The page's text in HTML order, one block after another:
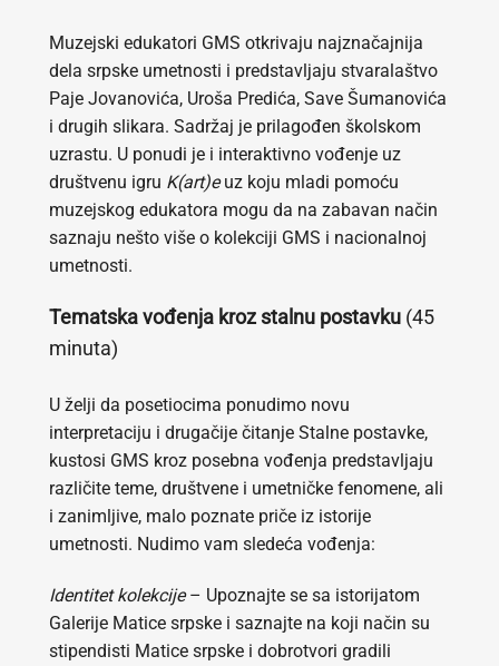
Muzejski edukatori GMS otkrivaju najznačajnija
dela srpske umetnosti i predstavljaju stvaralaštvo
Paje Jovanovića, Uroša Predića, Save Šumanovića
i drugih slikara. Sadržaj je prilagođen školskom
uzrastu. U ponudi je i interaktivno vođenje uz
društvenu igru K(art)euz koju mladi pomoću
muzejskog edukatora mogu da na zabavan način
saznaju nešto više o kolekciji GMS i nacionalnoj
umetnosti.
Tematska vođenja kroz stalnu postavku(45
minuta)
U želji da posetiocima ponudimo novu
interpretaciju i drugačije čitanje Stalne postavke,
kustosi GMS kroz posebna vođenja predstavljaju
različite teme, društvene i umetničke fenomene, ali
i zanimljive, malo poznate priče iz istorije
umetnosti. Nudimo vam sledeća vođenja:
Identitet kolekcije– Upoznajte se sa istorijatom
Galerije Matice srpske i saznajte na koji način su
stipendisti Matice srpske i dobrotvori gradili